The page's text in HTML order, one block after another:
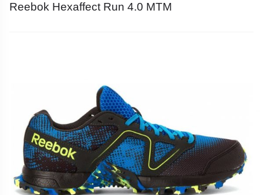
Reebok Hexaffect Run 4.0 MTM